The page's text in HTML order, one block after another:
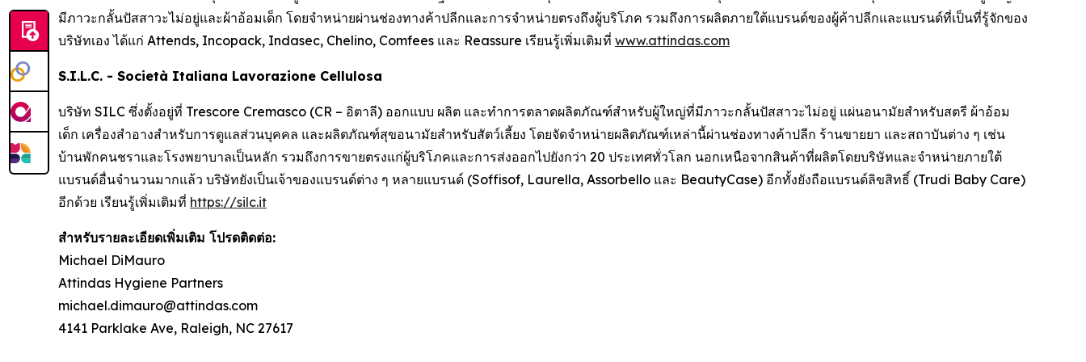
มีภาวะกลั้นปัสสาวะไม่อยู่และผ้าอ้อมเด็ก โดยจำหน่ายผ่านช่องทางค้าปลีกและการจำหน่ายตรงถึงผู้บริโภค รวมถึงการผลิตภายใต้แบรนด์ของผู้ค้าปลีกและแบรนด์ที่เป็นที่รู้จักของ
บริษัทเอง ได้แก่ Attends, Incopack, Indasec, Chelino, Comfees และ Reassure เรียนรู้เพิ่มเติมที่ www.attindas.com
S.I.L.C. - Società Italiana Lavorazione Cellulosa
บริษัท SILC ซึ่งตั้งอยู่ที่ Trescore Cremasco (CR – อิตาลี) ออกแบบ ผลิต และทำการตลาดผลิตภัณฑ์สำหรับผู้ใหญ่ที่มีภาวะกลั้นปัสสาวะไม่อยู่ แผ่นอนามัยสำหรับสตรี ผ้าอ้อม
เด็ก เครื่องสำอางสำหรับการดูแลส่วนบุคคล และผลิตภัณฑ์สุขอนามัยสำหรับสัตว์เลี้ยง โดยจัดจำหน่ายผลิตภัณฑ์เหล่านี้ผ่านช่องทางค้าปลีก ร้านขายยา และสถาบันต่าง ๆ เช่น
บ้านพักคนชราและโรงพยาบาลเป็นหลัก รวมถึงการขายตรงแก่ผู้บริโภคและการส่งออกไปยังกว่า 20 ประเทศทั่วโลก นอกเหนือจากสินค้าที่ผลิตโดยบริษัทและจำหน่ายภายใต้
แบรนด์อื่นจำนวนมากแล้ว บริษัทยังเป็นเจ้าของแบรนด์ต่าง ๆ หลายแบรนด์ (Soffisof, Laurella, Assorbello และ BeautyCase) อีกทั้งยังถือแบรนด์ลิขสิทธิ์ (Trudi Baby Care)
อีกด้วย เรียนรู้เพิ่มเติมที่ https://silc.it
สำหรับรายละเอียดเพิ่มเติม โปรดติดต่อ:
Michael DiMauro
Attindas Hygiene Partners
michael.dimauro@attindas.com
4141 Parklake Ave, Raleigh, NC 27617